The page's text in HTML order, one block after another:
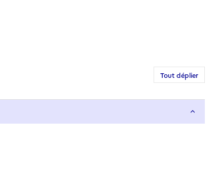
Tout déplier